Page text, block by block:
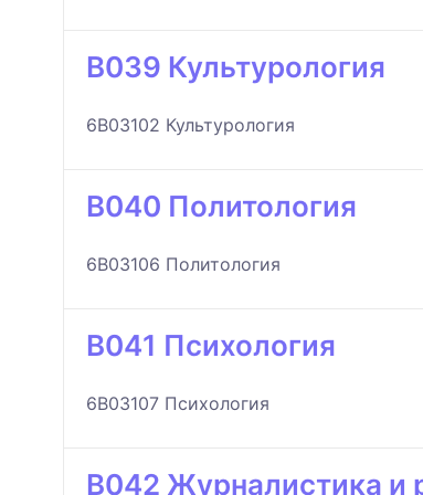
B039 Культурология
6B03102 Культурология
B040 Политология
6B03106 Политология
B041 Психология
6B03107 Психология
B042 Журналистика и